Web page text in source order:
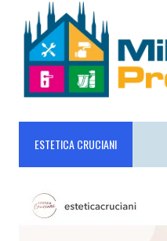
ESTETICA CRUCIANI